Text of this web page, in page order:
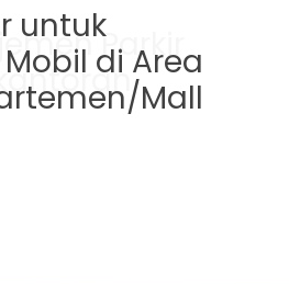
untuk
di Area
Mall